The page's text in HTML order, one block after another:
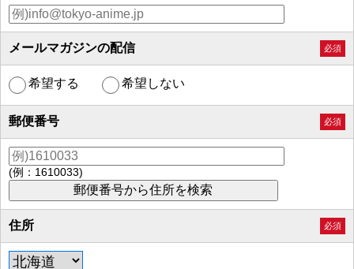
メールマガジンの配信 必須
希望する 希望しない
郵便番号 必須
(例：1610033)
住所 必須